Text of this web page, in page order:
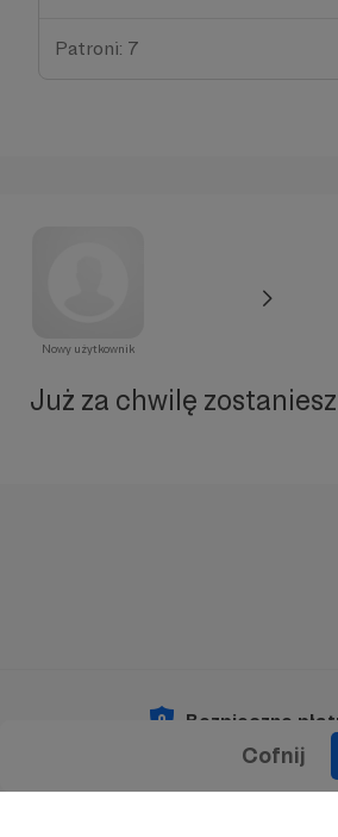
Patroni: 7
Cofnij
Nowy użytkownik
Już za chwilę
Bezpieczne